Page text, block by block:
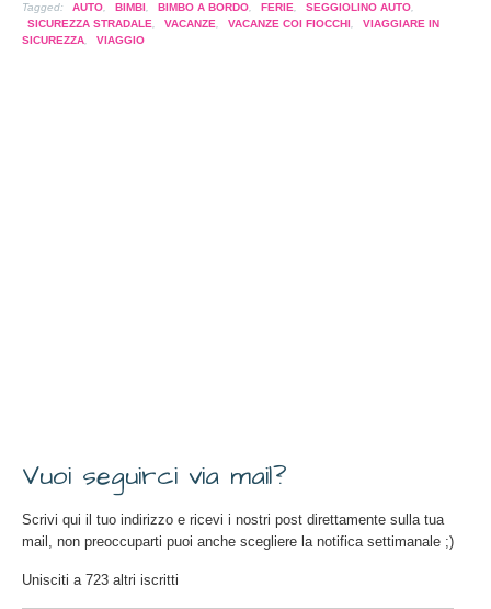
in
una
nuova
finestra)
(Si
apre
in
una
(Si
apre
in
una
(Si
apre
(Si
apre
mail
ad
in
una
Tagged:
AUTO BIMBI BIMBO A BORDO FERIE SEGGIOLINO AUTO
SICUREZZA STRADALE
VACANZE VACANZE COI FIOCCHI
VIAGGIARE IN
SICUREZZA
VIAGGIO
Vuoi seguirci via mail?
Scrivi qui il tuo indirizzo e ricevi i nostri post direttamente sulla tua
mail, non preoccuparti puoi anche scegliere la notifica settimanale ;)
Unisciti a 723 altri iscritti